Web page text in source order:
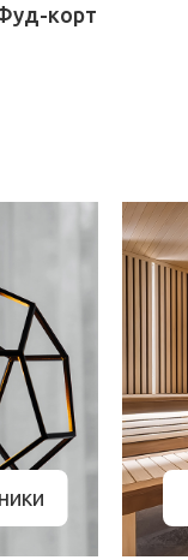
корт